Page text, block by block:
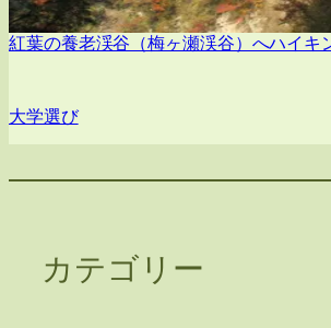
紅葉の養老渓谷（梅ヶ瀬渓谷）へハイキ
大学選び
カテゴリー